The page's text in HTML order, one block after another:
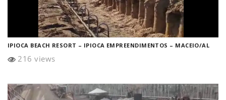
IPIOCA BEACH RESORT – IPIOCA EMPREENDIMENTOS – MACEIO/AL
216 views